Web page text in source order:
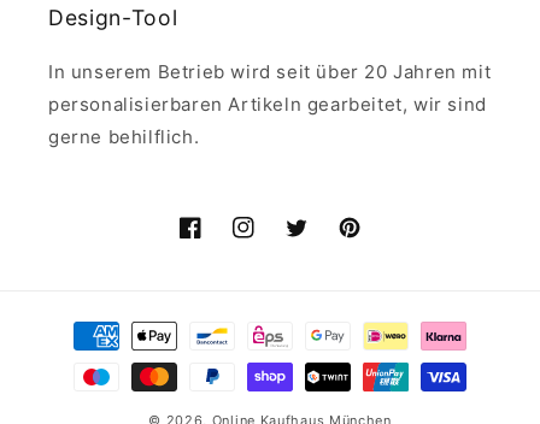
Design-Tool
In unserem Betrieb wird seit über 20 Jahren mit
personalisierbaren Artikeln gearbeitet, wir sind
gerne behilflich.
FacebookInstagramTwitterPinterest
Zahlungsmethoden